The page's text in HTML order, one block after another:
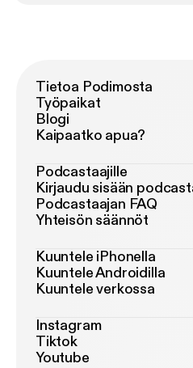
Tietoa Podimosta
Työpaikat
Blogi
Kaipaatko apua?
Podcastaajille
Kirjaudu sisään
Podcastaajan FAQ
Yhteisön säännöt
Kuuntele iPhonella
Kuuntele Androidilla
Kuuntele verkossa
Instagram
Tiktok
Youtube